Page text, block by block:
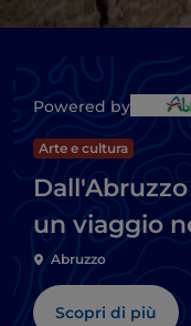
Powered by
Arte e cultura
un viaggio
Abruzzo
Scopri di più